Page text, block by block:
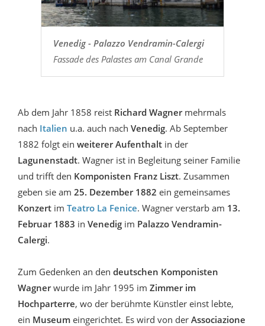
Venedig - Palazzo Vendramin-Calergi
Fassade des Palastes am Canal Grande
Ab dem Jahr 1858 reist Richard Wagnermehrmals
nach Italien u.a. auch nach Venedig. Ab September
1882 folgt ein weiterer Aufenthalt in der
Lagunenstadt. Wagner ist in Begleitung seiner Familie
und trifft den Komponisten Franz Liszt. Zusammen
geben sie am 25. Dezember 1882 ein gemeinsames
Konzert im Teatro La Fenice. Wagner verstarb am 13.
Februar 1883 in Venedig im Palazzo Vendramin-
Calergi.
Zum Gedenken an den deutschen Komponisten
Wagnerwurde im Jahr 1995 im Zimmer im
Hochparterre, wo der berühmte Künstler einst lebte,
ein Museum eingerichtet. Es wird von der Associazione